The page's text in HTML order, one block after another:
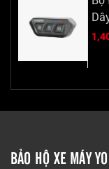
BẢO HỘ XE MÁY